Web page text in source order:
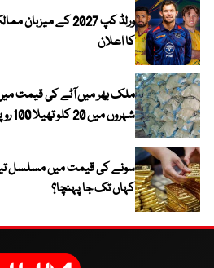
ورلڈ کپ 2027 کے
کا اعلان
ملک بھر میں آٹے کی قیمت
شہروں میں 20 کلو تھیلا 100 روپے تک مہنگا
سونے کی قیمت میں مسلسل
کہاں تک جا پہنچا؟